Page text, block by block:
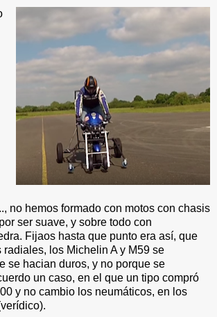
no hemos formado con motos con chasis
ser suave, y sobre todo con
Fijaos hasta que punto era así, que
los Michelin A y M59 se
se hacian duros, y no porque se
un caso, en el que un tipo compró
y no cambio los neumáticos, en los